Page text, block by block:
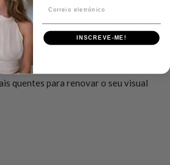
As principais
o cabelo em 2025
capilares de 2025, desde
expressos arrojados. Descubra os
quentes para renovar o seu visual
INSCREVE-ME!